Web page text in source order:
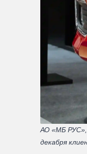
АО «МБ РУС»,
декабря